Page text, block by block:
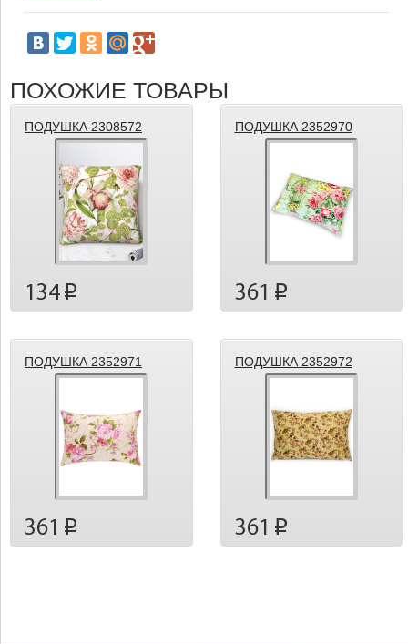
ПОХОЖИЕ ТОВАРЫ
ПОДУШКА 2308572
134 p
ПОДУШКА 2352970
361 p
ПОДУШКА 2352971
361 p
ПОДУШКА 2352972
361 p